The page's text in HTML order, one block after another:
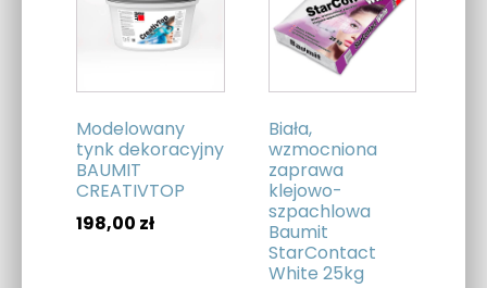
Modelowany
tynk dekoracyjny
BAUMIT
CREATIVTOP
198,00 zł
Opcje
można
wybrać
na
stronie
produktu
Biała,
wzmocniona
zaprawa
klejowo-
szpachlowa
Baumit
StarContact
White 25kg